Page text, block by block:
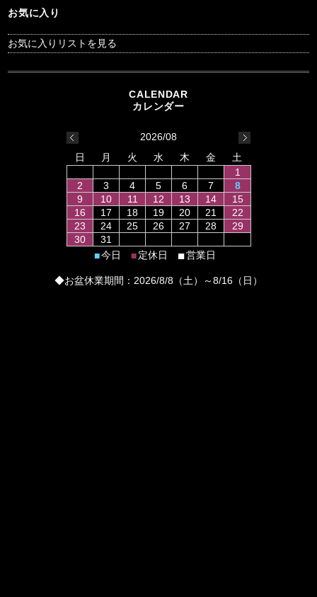
お気に入り
お気に入りリストを見る
2026/08
日
月 火 水 木 金
土
1
2
3 4 5 6 7
8
9
10 11 12 13 14
15
16
17 18 19 20 21
22
23
24 25 26 27 28
29
30
31
■今日 ■定休日 ■営業日
◆お盆休業期間：2026/8/8（土）～8/16（日）